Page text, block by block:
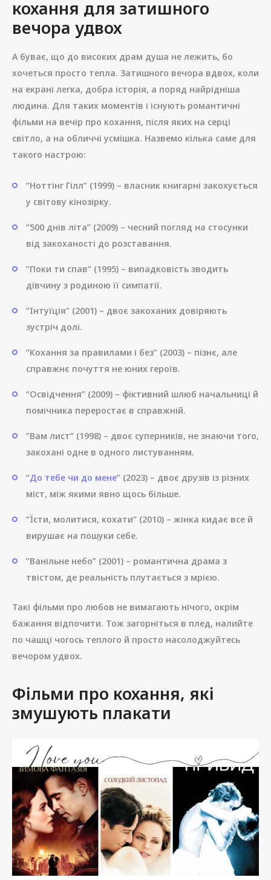
кохання для затишного
вечора удвох
А буває, що до високих драм душа не лежить, бо
хочеться просто тепла. Затишного вечора вдвох, коли
на екрані легка, добра історія, а поряд найрідніша
людина. Для таких моментів і існують романтичні
фільми на вечір про кохання, після яких на серці
світло, а на обличчі усмішка. Назвемо кілька саме для
такого настрою:
“Ноттінг Гілл” (1999) – власник книгарні закохується
у світову кінозірку.
“500 днів літа” (2009) – чесний погляд на стосунки
від закоханості до розставання.
“Поки ти спав” (1995) – випадковість зводить
дівчину з родиною її симпатії.
“Інтуїція” (2001) – двоє закоханих довіряють
зустріч долі.
“Кохання за правилами і без” (2003) – пізнє, але
справжнє почуття не юних героїв.
“Освідчення” (2009) – фіктивний шлюб начальниці й
помічника переростає в справжній.
“Вам лист” (1998) – двоє суперників, не знаючи того,
закохані одне в одного листуванням.
“До тебе чи до мене” (2023) – двоє друзів із різних
міст, між якими явно щось більше.
“Їсти, молитися, кохати” (2010) – жінка кидає все й
вирушає на пошуки себе.
“Ванільне небо” (2001) – романтична драма з
твістом, де реальність плутається з мрією.
Такі фільми про любов не вимагають нічого, окрім
бажання відпочити. Тож загорніться в плед, налийте
по чашці чогось теплого й просто насолоджуйтесь
вечором удвох.
Фільми про кохання, які
змушують плакати